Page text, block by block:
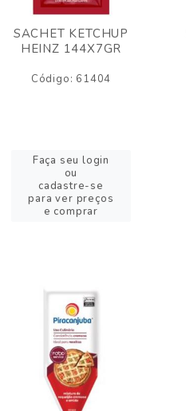
SACHET KETCHUP
HEINZ 144X7GR
Código: 61404
Faça seu login
ou
cadastre-se
para ver preços
e comprar